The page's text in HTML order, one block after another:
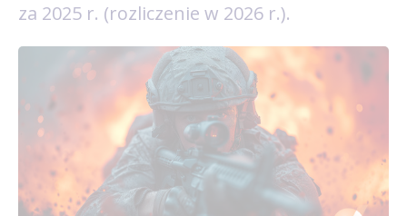
za 2025 r. (rozliczenie w 2026 r.).